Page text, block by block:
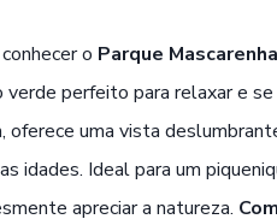
o Parque
verde perfeito para relaxar e
oferece uma vista
idades. Ideal para um
apreciar a natureza.